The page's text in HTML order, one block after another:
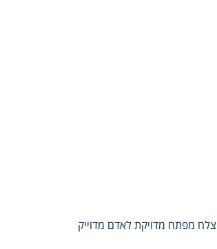
מפתח מדויקת לאדם מדוייק